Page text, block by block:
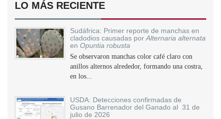
LO MÁS RECIENTE
Sudáfrica: Primer reporte de manchas en
cladodios causadas por Alternaria alternata
en Opuntia robusta
Se observaron manchas color café claro con
anillos alternos alrededor, formando una costra,
en los...
USDA: Detecciones confirmadas de
Gusano Barrenador del Ganado al 31 de
julio de 2026